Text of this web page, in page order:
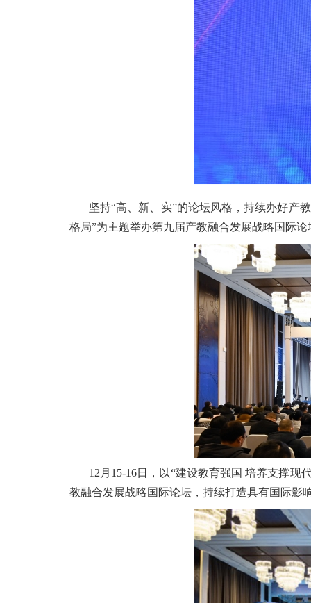
坚持“高、新、实”的论坛风格，持续办好产
格局”为主题举办第九届产教融合发展战略国际论
12月15-16日，以“建设教育强国 培养支撑
教融合发展战略国际论坛，持续打造具有国际影